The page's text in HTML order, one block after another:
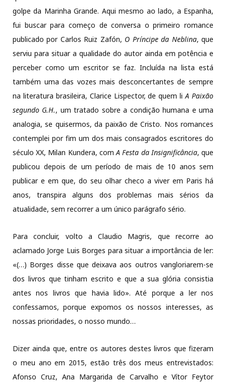
golpe da Marinha Grande. Aqui mesmo ao lado, a Espanha,
fui buscar para começo de conversa o primeiro romance
publicado por Carlos Ruiz Zafón, O Príncipe da Neblina, que
serviu para situar a qualidade do autor ainda em potência e
perceber como um escritor se faz. Incluída na lista está
também uma das vozes mais desconcertantes de sempre
na literatura brasileira, Clarice Lispector, de quem liA Paixão
segundo G.H., um tratado sobre a condição humana e uma
analogia, se quisermos, da paixão de Cristo. Nos romances
contemplei por fim um dos mais consagrados escritores do
século XX, Milan Kundera, comA Festa da Insignificância, que
publicou depois de um período de mais de 10 anos sem
publicar e em que, do seu olhar checo a viver em Paris há
anos, transpira alguns dos problemas mais sérios da
atualidade, sem recorrer a um único parágrafo sério.
Para concluir, volto a Claudio Magris, que recorre ao
aclamado Jorge Luis Borges para situar a importância de ler:
«(…) Borges disse que deixava aos outros vangloriarem-se
dos livros que tinham escrito e que a sua glória consistia
antes nos livros que havia lido». Até porque a ler nos
confessamos, porque expomos os nossos interesses, as
nossas prioridades, o nosso mundo…
Dizer ainda que, entre os autores destes livros que fizeram
o meu ano em 2015, estão três dos meus entrevistados:
Afonso Cruz, Ana Margarida de Carvalho e Vítor Feytor